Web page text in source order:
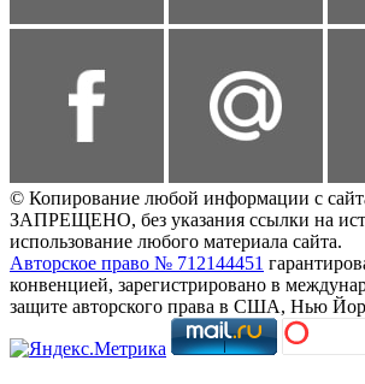
© Копирование любой информации с
ЗАПРЕЩЕНО, без указания ссылки на
использование любого материала сайта.
Авторское право № 712144451
конвенцией, зарегистрировано в
защите авторского права в США, Нью